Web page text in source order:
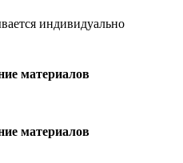
индивидуально
материалов
материалов